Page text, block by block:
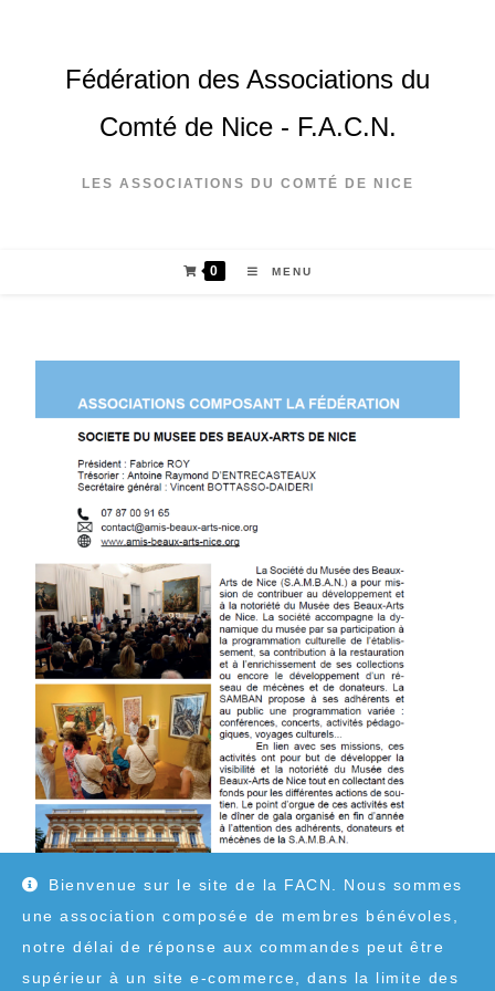
Bienvenue sur le site de la FACN. Nous sommes
une association composée de membres bénévoles,
notre délai de réponse aux commandes peut être
supérieur à un site e-commerce, dans la limite des
Fédération des Associations du
Comté de Nice - F.A.C.N.
LES ASSOCIATIONS DU COMTÉ DE NICE
0 MENU